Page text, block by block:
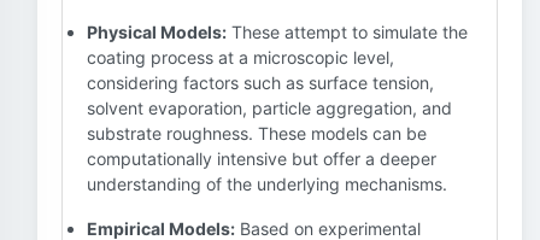
Physical Models: These attempt to simulate the
coating process at a microscopic level,
considering factors such as surface tension,
solvent evaporation, particle aggregation, and
substrate roughness. These models can be
computationally intensive but offer a deeper
understanding of the underlying mechanisms.
Empirical Models: Based on experimental